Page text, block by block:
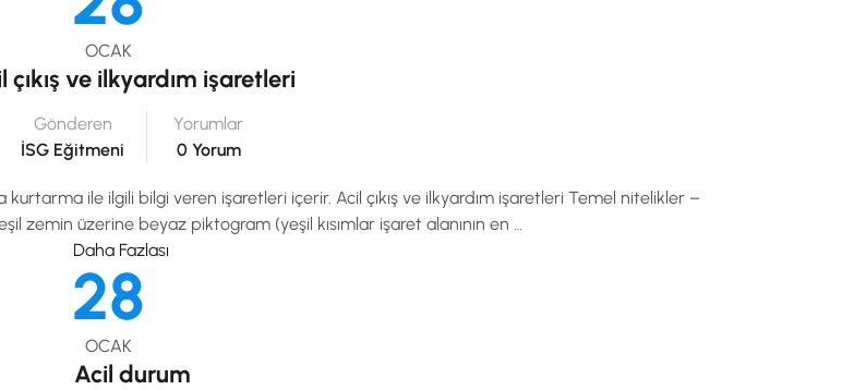
OCAK
çıkış ve ilkyardım işaretleri
Gönderen
İSG Eğitmeni
Yorumlar
0 Yorum
kurtarma ile ilgili bilgi veren işaretleri içerir. Acil çıkış ve ilkyardım işaretleri Temel nitelikler –
zemin üzerine beyaz piktogram (yeşil kısımlar işaret alanının en …
Daha Fazlası
28
OCAK
Acil durum